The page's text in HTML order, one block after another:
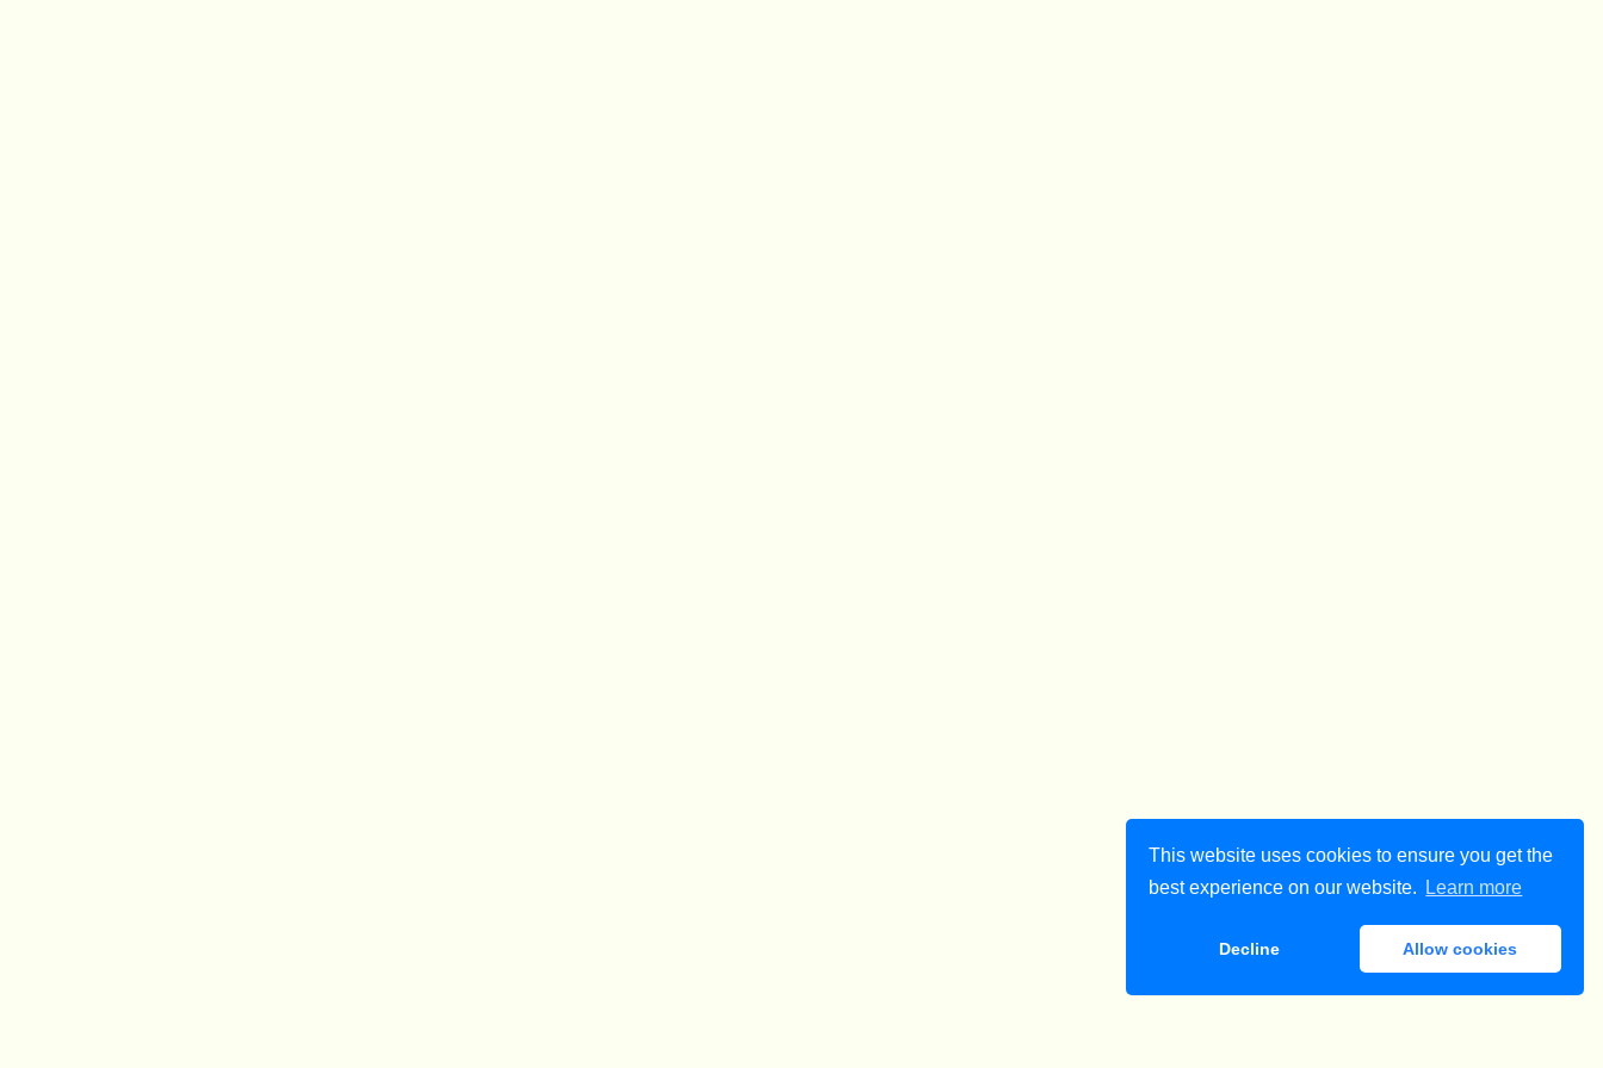
This website uses cookies to ensure you get the
best experience on our website.
Learn more
Decline Allow cookies